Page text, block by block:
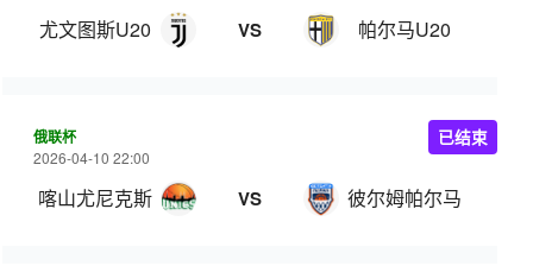
尤文图斯U20 VS 帕尔马U20
俄联杯
2026-04-10 22:00
喀山尤尼克斯 VS 彼尔姆帕尔马
已结束